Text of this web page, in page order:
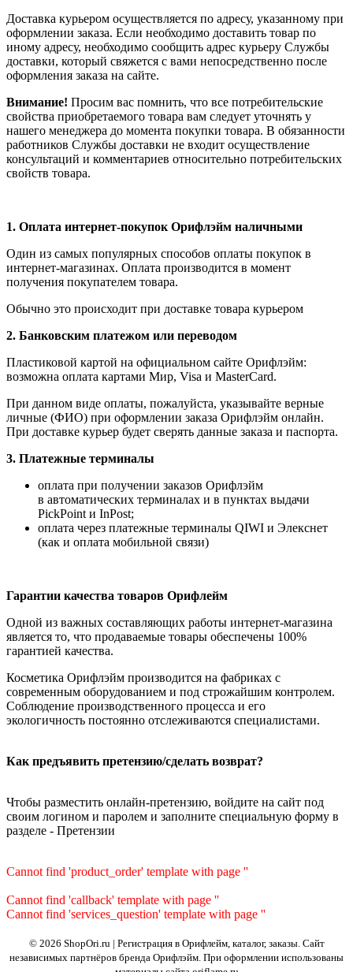
Доставка курьером осуществляется по адресу, указанному при
оформлении заказа. Если необходимо доставить товар по
иному адресу, необходимо сообщить адрес курьеру Службы
доставки, который свяжется с вами непосредственно после
оформления заказа на сайте.
Внимание! Просим вас помнить, что все потребительские
свойства приобретаемого товара вам следует уточнять у
нашего менеджера до момента покупки товара. В обязанности
работников Службы доставки не входит осуществление
консультаций и комментариев относительно потребительских
свойств товара.
1. Оплата интернет-покупок Орифлэйм наличными
Один из самых популярных способов оплаты покупок в
интернет-магазинах. Оплата производится в момент
получения покупателем товара.
Обычно это происходит при доставке товара курьером
2. Банковским платежом или переводом
Пластиковой картой на официальном сайте Орифлэйм:
возможна оплата картами Мир, Visa и MasterCard.
При данном виде оплаты, пожалуйста, указывайте верные
личные (ФИО) при оформлении заказа Орифлэйм онлайн.
При доставке курьер будет сверять данные заказа и паспорта.
3. Платежные терминалы
оплата при получении заказов Орифлэйм
в автоматических терминалах и в пунктах выдачи
PickPoint и InPost;
оплата через платежные терминалы QIWI и Элекснет
(как и оплата мобильной связи)
Гарантии качества товаров Орифлейм
Одной из важных составляющих работы интернет-магазина
является то, что продаваемые товары обеспечены 100%
гарантией качества.
Косметика Орифлэйм производится на фабриках с
современным оборудованием и под строжайшим контролем.
Соблюдение производственного процесса и его
экологичность постоянно отслеживаются специалистами.
Как предъявить претензию/сделать возврат?
Чтобы разместить онлайн-претензию, войдите на сайт под
своим логином и паролем и заполните специальную форму в
разделе - Претензии
Cannot find 'product_order' template with page ''
Cannot find 'callback' template with page ''
Cannot find 'services_question' template with page ''
© 2026 ShopOri.ru | Регистрация в Орифлейм, каталог, заказы. Сайт
независимых партнёров бренда Орифлэйм. При оформлении использованы